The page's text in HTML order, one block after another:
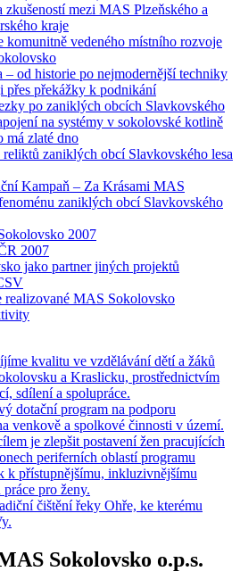
zkušeností mezi MAS Plzeňského a
kraje
komunitně vedeného místního rozvoje
– od historie po nejmodernější techniky
přes překážky k podnikání
po zaniklých obcích Slavkovského
na systémy v sokolovské kotlině
má zlaté dno
zaniklých obcí Slavkovského lesa
Kampaň – Za Krásami MAS
zaniklých obcí Slavkovského
2007
2007
jako partner jiných projektů
realizované MAS Sokolovsko
kvalitu ve vzdělávání dětí a žáků
a Kraslicku, prostřednictvím
sdílení a spolupráce.
dotační program na podporu
venkově a spolkové činnosti v území.
je zlepšit postavení žen pracujících
periferních oblastí programu
k přístupnějšímu, inkluzivnějšímu
pro ženy.
čištění řeky Ohře, ke kterému
Sokolovsko o.p.s.